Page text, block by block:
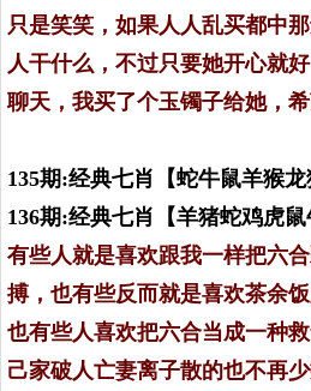
只是笑笑，如果人人乱买都中
人干什么，不过只要她开心就
聊天，我买了个玉镯子给她，希
135期:经典七肖【蛇牛鼠羊猴
136期:经典七肖【羊猪蛇鸡虎
有些人就是喜欢跟我一样把六
搏，也有些反而就是喜欢茶余
也有些人喜欢把六合当成一种
己家破人亡妻离子散的也不再